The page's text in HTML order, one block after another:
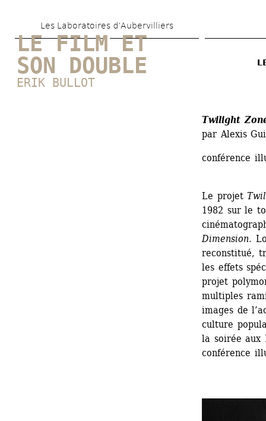
au
contenu
principal
Les Laboratoires d’Aubervilliers
LE FILM ET
SON DOUBLE
ERIK BULLOT
Twilight
par Alexis
conférence
Le projet
1982 sur le
Dimension.
reconstitué,
les effets
projet
multiples
images de
culture
la soirée aux
conférence